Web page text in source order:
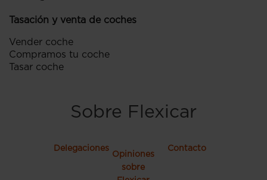
Tasación y venta de coches
Vender coche
Compramos tu coche
Tasar coche
Sobre Flexicar
Delegaciones
Opiniones
sobre
Contacto